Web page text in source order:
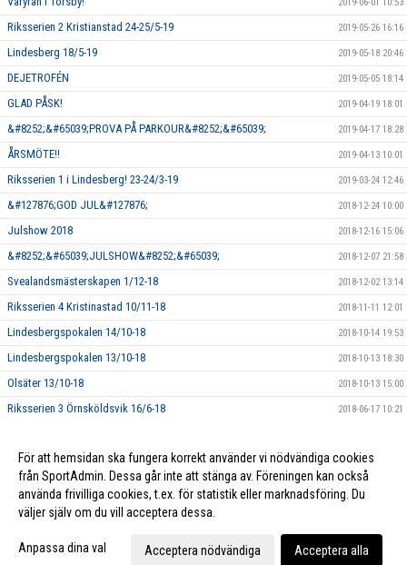
Riksserien 2 Kristianstad 24-25/5-19 2019-05-26 16:16
Lindesberg 18/5-19 2019-05-18 20:46
DEJETROFÉN 2019-05-05 18:14
GLAD PÅSK! 2019-04-19 18:01
&#8252;&#65039;PROVA PÅ PARKOUR&#8252;&#65039; 2019-04-17 18:28
ÅRSMÖTE!! 2019-04-13 10:01
Riksserien 1 i Lindesberg! 23-24/3-19 2019-03-24 12:46
&#127876;GOD JUL&#127876; 2018-12-24 10:00
Julshow 2018 2018-12-16 15:06
&#8252;&#65039;JULSHOW&#8252;&#65039; 2018-12-07 21:58
Svealandsmästerskapen 1/12-18 2018-12-02 13:14
Riksserien 4 Kristinastad 10/11-18 2018-11-11 12:01
Lindesbergspokalen 14/10-18 2018-10-14 19:53
Lindesbergspokalen 13/10-18 2018-10-13 18:30
Olsäter 13/10-18 2018-10-13 15:00
Riksserien 3 Örnsköldsvik 16/6-18 2018-06-17 10:21
Profilkläder! 2018-03-09 10:17
För att hemsidan ska fungera korrekt använder vi nödvändiga cookies
från SportAdmin. Dessa går inte att stänga av. Föreningen kan också
använda frivilliga cookies, t.ex. för statistik eller marknadsföring. Du
väljer själv om du vill acceptera dessa.
Anpassa dina val Acceptera nödvändiga Acceptera alla